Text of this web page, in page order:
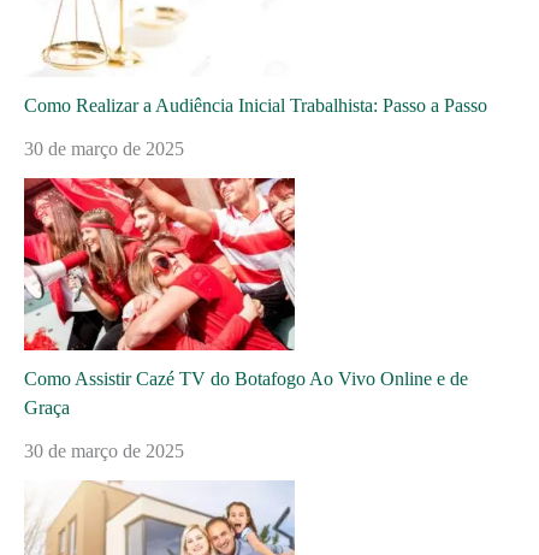
Como Realizar a Audiência Inicial Trabalhista: Passo a Passo
30 de março de 2025
Como Assistir Cazé TV do Botafogo Ao Vivo Online e de
Graça
30 de março de 2025